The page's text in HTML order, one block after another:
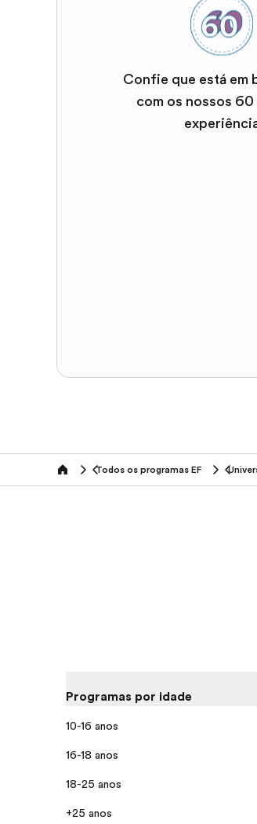
Confie que está em
com os nossos 60
home Todos os programas EF
Programas por idade
10-16 anos
16-18 anos
18-25 anos
+25 anos